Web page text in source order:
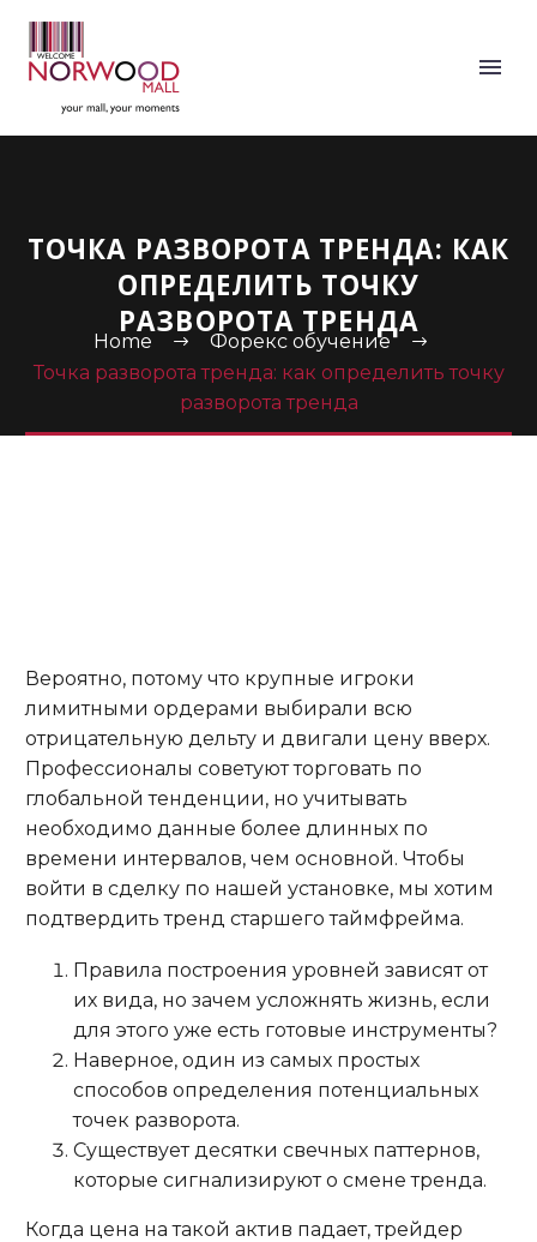
ТОЧКА РАЗВОРОТА ТРЕНДА: КАК
ОПРЕДЕЛИТЬ ТОЧКУ
РАЗВОРОТА ТРЕНДА
Home
Форекс обучение
Точка разворота тренда: как определить точку
разворота тренда
Вероятно, потому что крупные игроки
лимитными ордерами выбирали всю
отрицательную дельту и двигали цену вверх.
Профессионалы советуют торговать по
глобальной тенденции, но учитывать
необходимо данные более длинных по
времени интервалов, чем основной. Чтобы
войти в сделку по нашей установке, мы хотим
подтвердить тренд старшего таймфрейма.
Правила построения уровней зависят от
их вида, но зачем усложнять жизнь, если
для этого уже есть готовые инструменты?
Наверное, один из самых простых
способов определения потенциальных
точек разворота.
Существует десятки свечных паттернов,
которые сигнализируют о смене тренда.
Когда цена на такой актив падает, трейдер